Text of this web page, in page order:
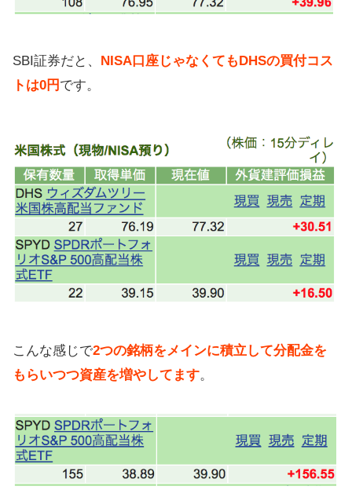
SBI証券だと、 NISA口座じゃなくてもDHSの買付コス
トは0円 です。
こんな感じで2つの銘柄をメインに積立して分配金を
もらいつつ資産を増やしてます。